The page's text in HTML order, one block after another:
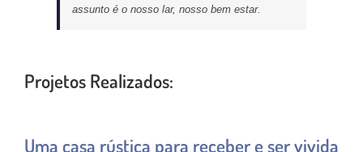
assunto é o nosso lar, nosso bem estar.
Projetos Realizados:
Uma casa rústica para receber e ser vivida